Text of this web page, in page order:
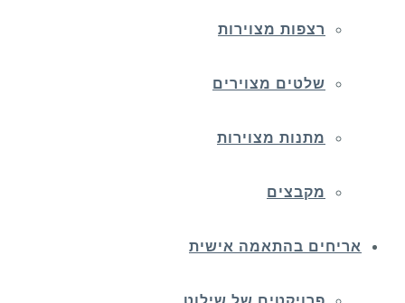
רצפות מצוירות
שלטים מצוירים
מתנות מצוירות
מקבצים
אריחים בהתאמה אישית